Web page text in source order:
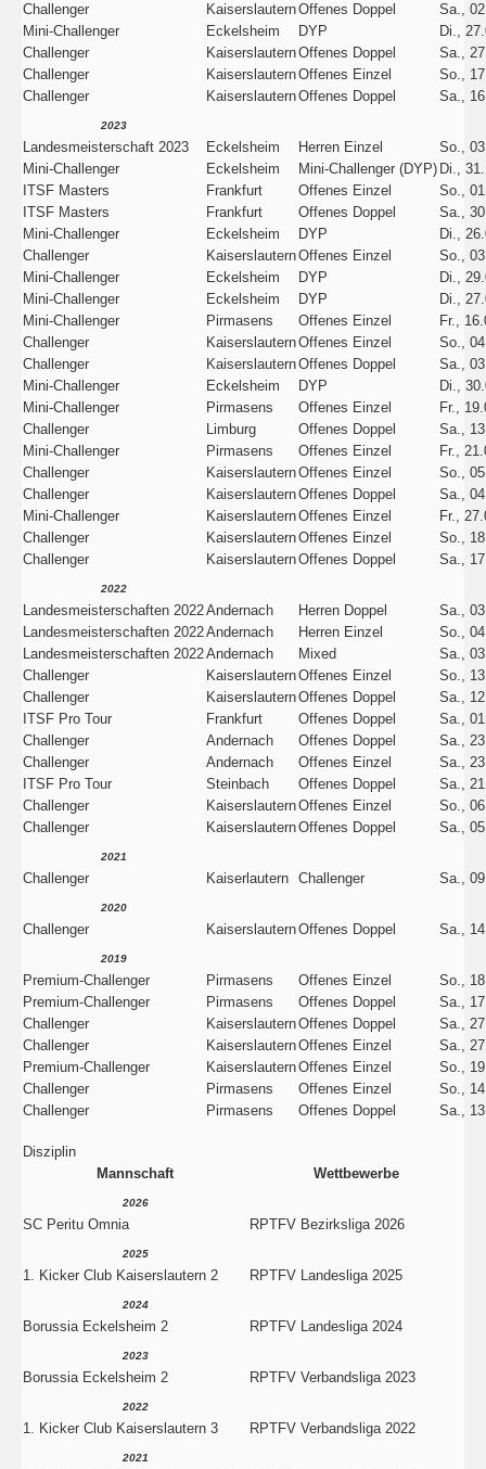
Challenger KaiserslauternOffenes Doppel
Sa.,
Mini-Challenger
Eckelsheim DYP
Di.,
Challenger
KaiserslauternOffenes Doppel
Sa.,
Challenger
KaiserslauternOffenes Einzel
So.,
Challenger
KaiserslauternOffenes Doppel Sa.,
2023
Landesmeisterschaft 2023 Eckelsheim Herren Einzel
So.,
Mini-Challenger
Eckelsheim Mini-Challenger (DYP) Di.,
ITSF Masters
Frankfurt Offenes Einzel
So.,
ITSF Masters
Frankfurt Offenes Doppel
Sa.,
Mini-Challenger
Eckelsheim DYP
Di.,
Challenger
KaiserslauternOffenes Einzel
So.,
Mini-Challenger
Eckelsheim DYP
Di.,
Mini-Challenger
Eckelsheim DYP
Di.,
Mini-Challenger
Pirmasens Offenes Einzel
Fr.,
Challenger
KaiserslauternOffenes Einzel
So.,
Challenger
KaiserslauternOffenes Doppel
Sa.,
Mini-Challenger
Eckelsheim DYP
Di.,
Mini-Challenger
Pirmasens Offenes Einzel
Fr.,
Challenger
Limburg Offenes Doppel
Sa.,
Mini-Challenger
Pirmasens Offenes Einzel
Fr.,
Challenger
KaiserslauternOffenes Einzel
So.,
Challenger
KaiserslauternOffenes Doppel
Sa.,
Mini-Challenger
KaiserslauternOffenes Einzel
Fr.,
Challenger
KaiserslauternOffenes Einzel
So.,
Challenger
KaiserslauternOffenes Doppel Sa.,
2022
Landesmeisterschaften 2022Andernach Herren Doppel
Sa.,
Landesmeisterschaften 2022Andernach Herren Einzel
So.,
Landesmeisterschaften 2022Andernach Mixed
Sa.,
Challenger
KaiserslauternOffenes Einzel
So.,
Challenger
KaiserslauternOffenes Doppel
Sa.,
ITSF Pro Tour
Frankfurt Offenes Doppel
Sa.,
Challenger
Andernach Offenes Doppel
Sa.,
Challenger
Andernach Offenes Einzel
Sa.,
ITSF Pro Tour
Steinbach Offenes Doppel
Sa.,
Challenger
KaiserslauternOffenes Einzel
So.,
Challenger
KaiserslauternOffenes Doppel Sa.,
2021
Challenger Kaiserlautern Challenger Sa.,
2020
Challenger KaiserslauternOffenes Doppel Sa.,
2019
Premium-Challenger Pirmasens Offenes Einzel
So.,
Premium-Challenger
Pirmasens Offenes Doppel
Sa.,
Challenger
KaiserslauternOffenes Doppel
Sa.,
Challenger
KaiserslauternOffenes Einzel
Sa.,
Premium-Challenger
KaiserslauternOffenes Einzel
So.,
Challenger
Pirmasens Offenes Einzel
So.,
Challenger
Pirmasens Offenes Doppel Sa.,
Disziplin
Mannschaft
Wettbewerbe
2026
SC Peritu Omnia RPTFV Bezirksliga 2026
2025
1. Kicker Club Kaiserslautern 2 RPTFV Landesliga 2025
2024
Borussia Eckelsheim 2 RPTFV Landesliga 2024
2023
Borussia Eckelsheim 2 RPTFV Verbandsliga 2023
2022
1. Kicker Club Kaiserslautern 3 RPTFV Verbandsliga 2022
2021